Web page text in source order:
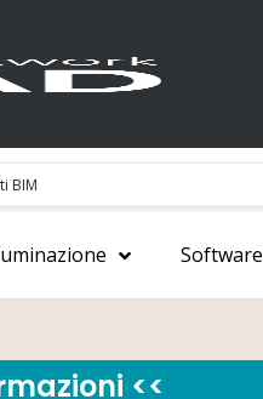
Software
<<